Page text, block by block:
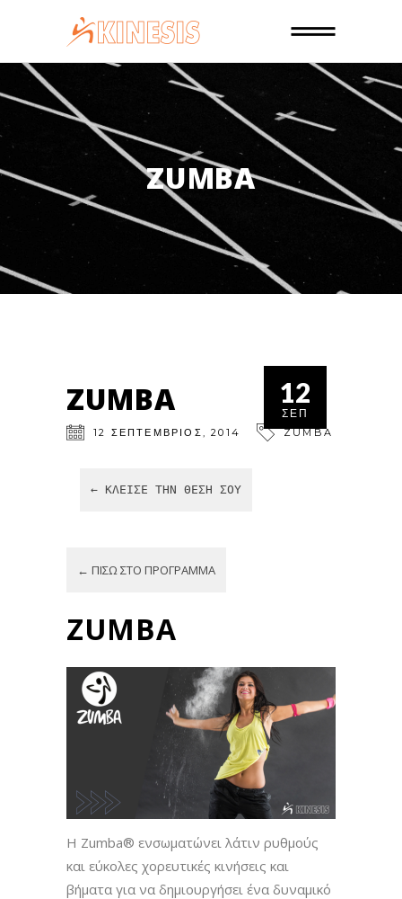
ZUMBA
12
ΣΕΠ
ZUMBA
12 ΣΕΠΤΈΜΒΡΙΟΣ ,2014 ZUMBA
← ΚΛΕΊΣΕ ΤΗΝ ΘΈΣΗ ΣΟΥ
← ΠΊΣΩ ΣΤΟ ΠΡΌΓΡΑΜΜΑ
ZUMBA
Η Zumba® ενσωματώνει λάτιν ρυθμούς
και εύκολες χορευτικές κινήσεις και
βήματα για να δημιουργήσει ένα δυναμικό